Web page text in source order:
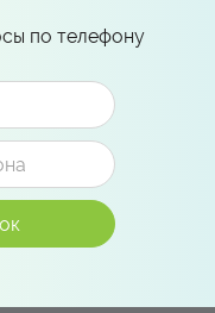
по телефону